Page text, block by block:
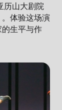
历山大剧院
体验这场演
生平与作